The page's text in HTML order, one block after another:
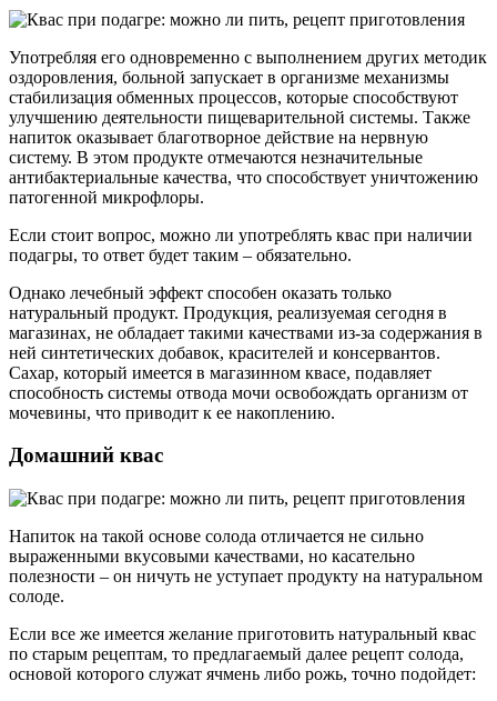
Употребляя его одновременно с выполнением других методик
оздоровления, больной запускает в организме механизмы
стабилизация обменных процессов, которые способствуют
улучшению деятельности пищеварительной системы. Также
напиток оказывает благотворное действие на нервную
систему. В этом продукте отмечаются незначительные
антибактериальные качества, что способствует уничтожению
патогенной микрофлоры.
Если стоит вопрос, можно ли употреблять квас при наличии
подагры, то ответ будет таким – обязательно.
Однако лечебный эффект способен оказать только
натуральный продукт. Продукция, реализуемая сегодня в
магазинах, не обладает такими качествами из-за содержания в
ней синтетических добавок, красителей и консервантов.
Сахар, который имеется в магазинном квасе, подавляет
способность системы отвода мочи освобождать организм от
мочевины, что приводит к ее накоплению.
Домашний квас
Напиток на такой основе солода отличается не сильно
выраженными вкусовыми качествами, но касательно
полезности – он ничуть не уступает продукту на натуральном
солоде.
Если все же имеется желание приготовить натуральный квас
по старым рецептам, то предлагаемый далее рецепт солода,
основой которого служат ячмень либо рожь, точно подойдет: